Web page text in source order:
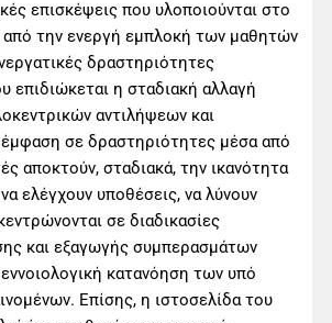
επισκέψεις που υλοποιούνται στο
την ενεργή εμπλοκή των μαθητών
δραστηριότητες
επιδιώκεται η σταδιακή αλλαγή
αντιλήψεων και
έμφαση σε δραστηριότητες μέσα από
αποκτούν, σταδιακά, την ικανότητα
ελέγχουν υποθέσεις, να λύνουν
σε διαδικασίες
και εξαγωγής συμπερασμάτων
κατανόηση των υπό
Επίσης, η ιστοσελίδα του